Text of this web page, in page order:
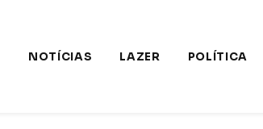
NOTÍCIAS LAZER POLÍTICA